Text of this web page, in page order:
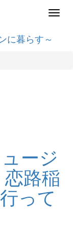
ージ
路稲
って